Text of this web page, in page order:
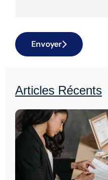
Envoyer
Articles Récents